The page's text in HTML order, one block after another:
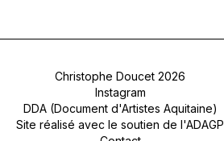
Christophe Doucet 2026
Instagram
DDA (Document d'Artistes Aquitaine)
Site réalisé avec le soutien de l'ADAGP